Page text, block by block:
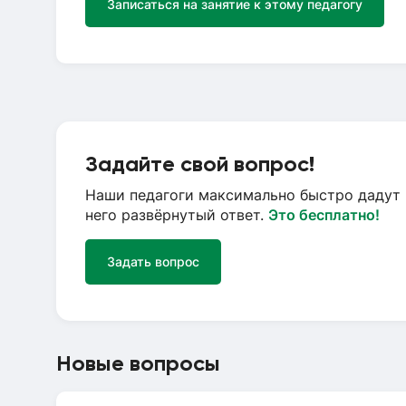
Записаться на занятие к этому педагогу
Задайте свой вопрос!
Наши педагоги максимально быстро дадут
него развёрнутый ответ. Это бесплатно!
Задать вопрос
Новые вопросы